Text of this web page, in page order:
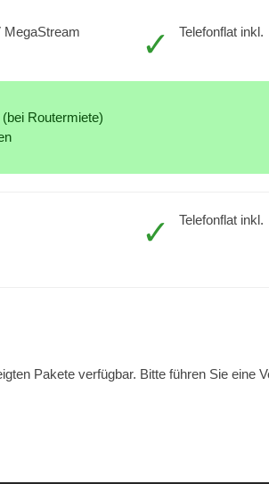
MegaStream
Telefonflat inkl.
Routermiete)
Telefonflat inkl.
Pakete verfügbar. Bitte führen Sie eine